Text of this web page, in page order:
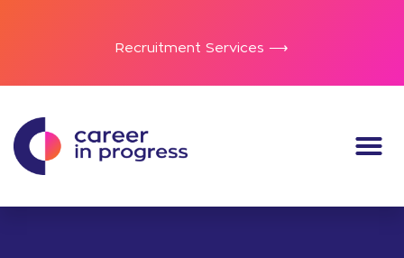
Recruitment Services ⟶